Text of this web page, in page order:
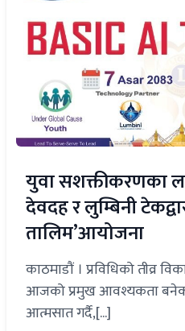
युवा सशक्तीकरणका
देवदह र लुम्बिनी
तालिम’आयोजना
काठमाडौं । प्रविधिको तीव्र
आजको प्रमुख आवश्यकता
आत्मसात गर्दै,[...]